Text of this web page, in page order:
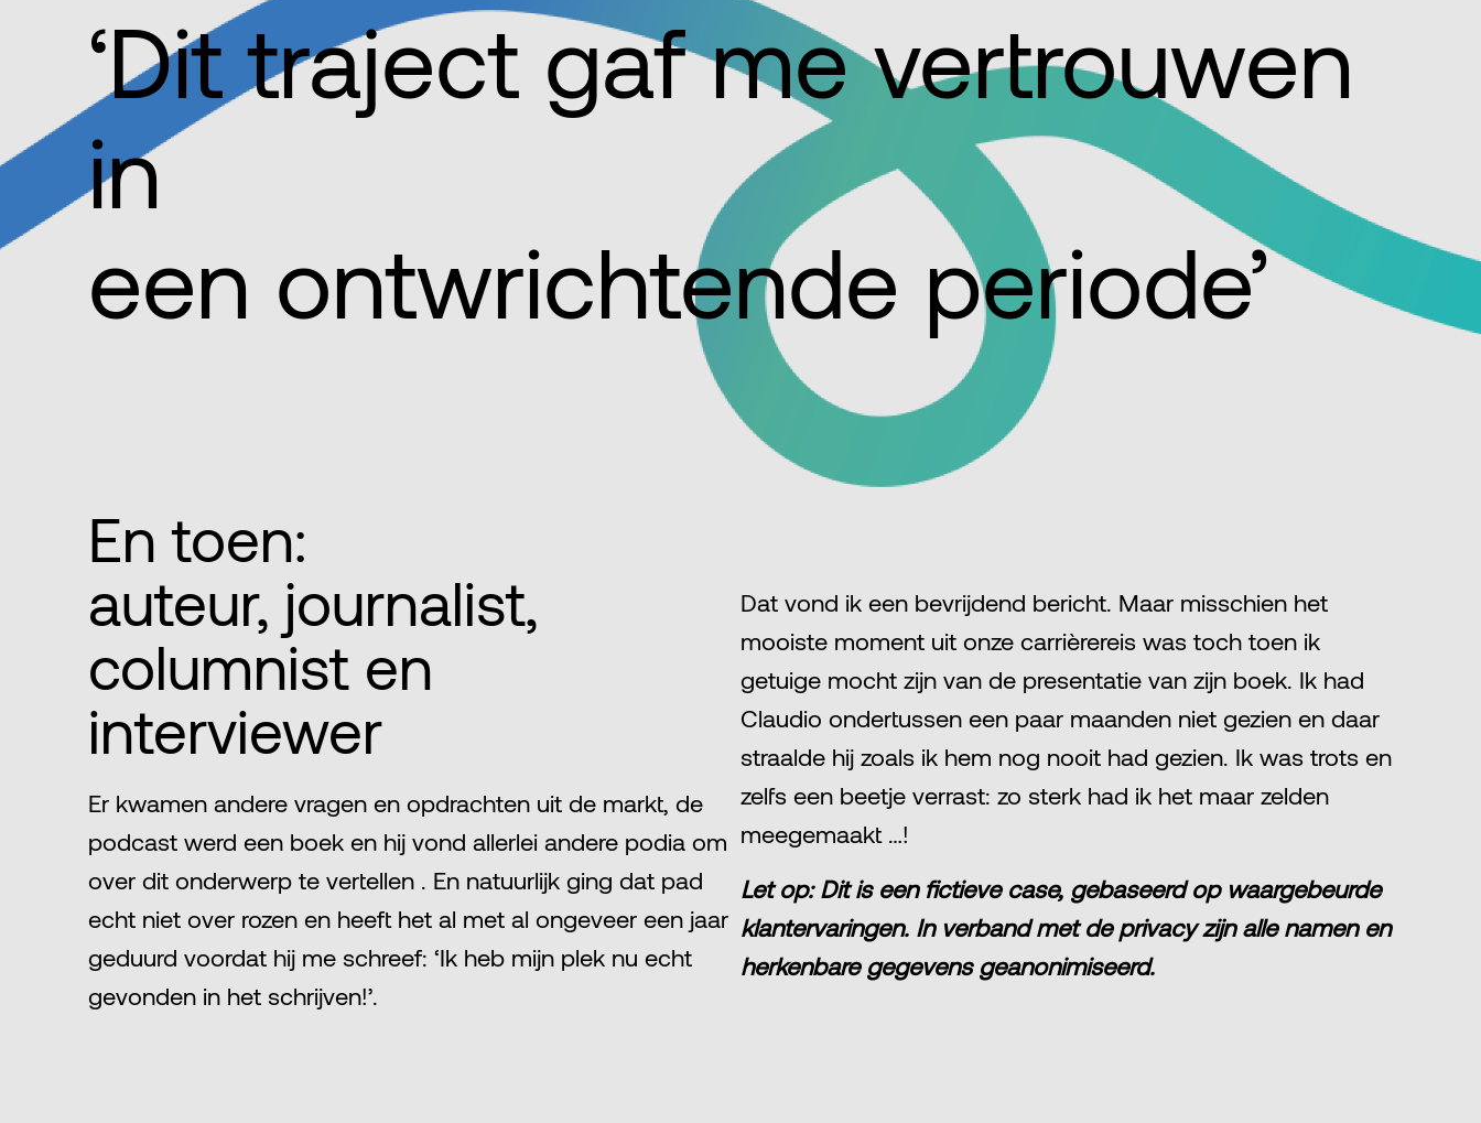
‘Dit traject gaf me vertrouwen
in
een ontwrichtende periode’
En toen:
auteur, journalist,
columnist en
interviewer
Er kwamen andere vragen en opdrachten uit de markt, de
podcast werd een boek en hij vond allerlei andere podia om
over dit onderwerp te vertellen . En natuurlijk ging dat pad
echt niet over rozen en heeft het al met al ongeveer een jaar
geduurd voordat hij me schreef: ‘Ik heb mijn plek nu echt
gevonden in het schrijven!’.
Dat vond ik een bevrijdend bericht. Maar misschien het
mooiste moment uit onze carrièrereis was toch toen ik
getuige mocht zijn van de presentatie van zijn boek. Ik had
Claudio ondertussen een paar maanden niet gezien en daar
straalde hij zoals ik hem nog nooit had gezien. Ik was trots en
zelfs een beetje verrast: zo sterk had ik het maar zelden
meegemaakt …!
Let op: Dit is een fictieve case, gebaseerd op waargebeurde
klantervaringen. In verband met de privacy zijn alle namen en
herkenbare gegevens geanonimiseerd.